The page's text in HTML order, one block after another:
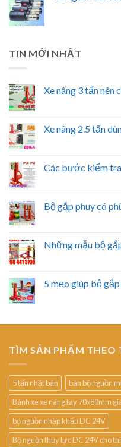
TIN MỚI NHẤT
Xe nâng 3 tấn nên
Xe nâng 2.5 tấn
Các bước kiểm
Bộ gắp phuy có
Những mẫu bộ
5 mẹo giúp bộ
TÌM SẢN PHẨM THEO
5 tấn nhật bản
bán bộ nguồn
Bánh xe xe nâng tay 70x80mm
bộ nguồn nhập khẩu DC 24V
Bộ nguồn thủy lực DC 24V cho